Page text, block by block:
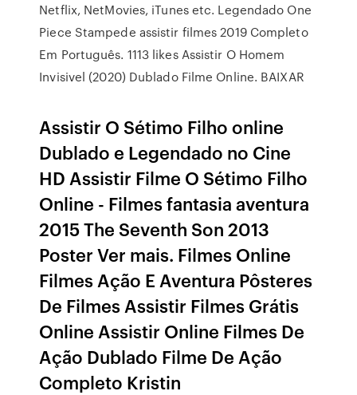
Netflix, NetMovies, iTunes etc. Legendado One
Piece Stampede assistir filmes 2019 Completo
Em Português. 1113 likes Assistir O Homem
Invisivel (2020) Dublado Filme Online. BAIXAR
Assistir O Sétimo Filho online
Dublado e Legendado no Cine
HD Assistir Filme O Sétimo Filho
Online - Filmes fantasia aventura
2015 The Seventh Son 2013
Poster Ver mais. Filmes Online
Filmes Ação E Aventura Pôsteres
De Filmes Assistir Filmes Grátis
Online Assistir Online Filmes De
Ação Dublado Filme De Ação
Completo Kristin